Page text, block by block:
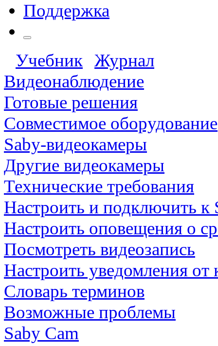
Поддержка
Учебник
Журнал
Видеонаблюдение
Готовые решения
Совместимое оборудование
Saby-видеокамеры
Другие видеокамеры
Технические требования
Настроить и подключить к
Настроить оповещения о
Посмотреть видеозапись
Настроить уведомления от
Словарь терминов
Возможные проблемы
Saby Cam